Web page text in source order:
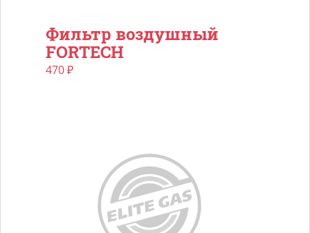
Фильтр воздушный
FORTECH
470₽